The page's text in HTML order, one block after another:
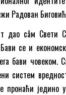
Радован
дао сâм Свети
се и
бави човеком.
систем
пронаћи једино